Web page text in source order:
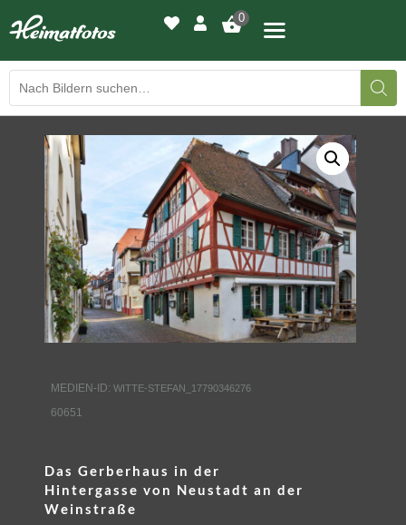
0
BILDERGALERIE
DRUCKQUALITÄTEN
LED-LEUCHTBILDER
WIR DRUCKEN IHR BILD
AUSSTELLUNGEN
KONTAKT
MEDIEN-ID: WITTE-STEFAN_17790346276
60651
Das Gerberhaus in der
Hintergasse von Neustadt an der
Weinstraße